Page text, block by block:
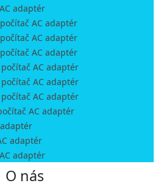
adaptér
AC adaptér
AC adaptér
AC adaptér
AC adaptér
AC adaptér
AC adaptér
AC adaptér
adaptér
adaptér
O nás